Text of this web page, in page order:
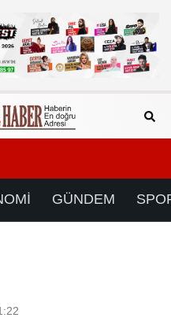
GÜNDEM